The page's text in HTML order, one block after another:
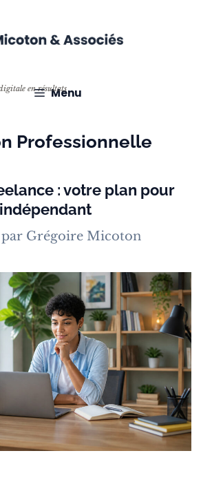
Menu
Professionnelle
: votre plan pour
par Grégoire Micoton